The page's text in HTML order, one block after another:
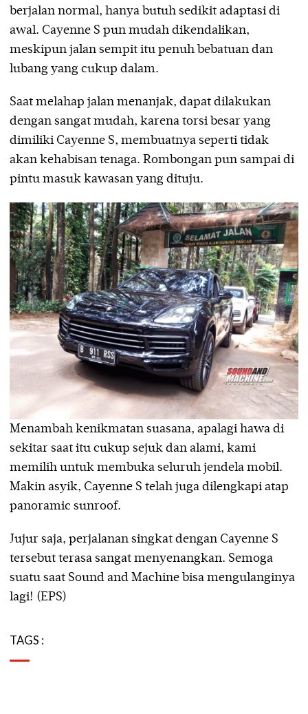
berjalan normal, hanya butuh sedikit adaptasi di
awal. Cayenne S pun mudah dikendalikan,
meskipun jalan sempit itu penuh bebatuan dan
lubang yang cukup dalam.
Saat melahap jalan menanjak, dapat dilakukan
dengan sangat mudah, karena torsi besar yang
dimiliki Cayenne S, membuatnya seperti tidak
akan kehabisan tenaga. Rombongan pun sampai di
pintu masuk kawasan yang dituju.
Menambah kenikmatan suasana, apalagi hawa di
sekitar saat itu cukup sejuk dan alami, kami
memilih untuk membuka seluruh jendela mobil.
Makin asyik, Cayenne S telah juga dilengkapi atap
panoramic sunroof.
Jujur saja, perjalanan singkat dengan Cayenne S
tersebut terasa sangat menyenangkan. Semoga
suatu saat Sound and Machine bisa mengulanginya
lagi! (EPS)
TAGS :